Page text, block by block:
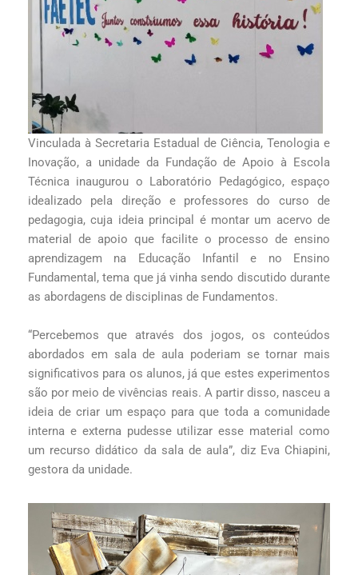
Vinculada à Secretaria Estadual de Ciência, Tenologia e
Inovação, a unidade da Fundação de Apoio à Escola
Técnica inaugurou o Laboratório Pedagógico, espaço
idealizado pela direção e professores do curso de
pedagogia, cuja ideia principal é montar um acervo de
material de apoio que facilite o processo de ensino
aprendizagem na Educação Infantil e no Ensino
Fundamental, tema que já vinha sendo discutido durante
as abordagens de disciplinas de Fundamentos.
“Percebemos que através dos jogos, os conteúdos
abordados em sala de aula poderiam se tornar mais
significativos para os alunos, já que estes experimentos
são por meio de vivências reais. A partir disso, nasceu a
ideia de criar um espaço para que toda a comunidade
interna e externa pudesse utilizar esse material como
um recurso didático da sala de aula”, diz Eva Chiapini,
gestora da unidade.